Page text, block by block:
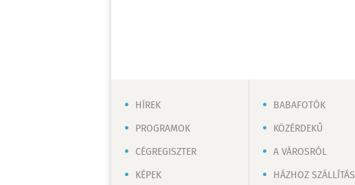
HÍREK
PROGRAMOK
CÉGREGISZTER
KÉPEK
BABAFOTÓK
KÖZÉRDEKŰ
A VÁROSRÓL
HÁZHOZ SZÁLLÍTÁS